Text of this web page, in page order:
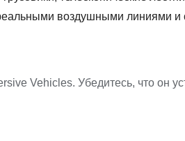
воздушными линиями и
Vehicles. Убедитесь, что он